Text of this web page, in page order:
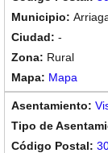
-
Rural
Mapa